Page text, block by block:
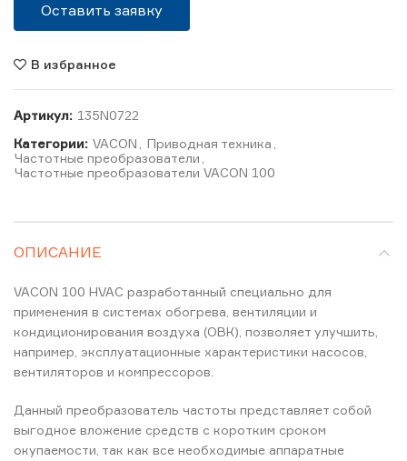
Оставить заявку
В избранное
Артикул: 135N0722
Категории: VACON Приводная техника
Частотные преобразователи
Частотные преобразователи VACON 100
ОПИСАНИЕ
VACON 100 HVAC разработанный специально для
применения в системах обогрева, вентиляции и
кондиционирования воздуха (ОВК), позволяет улучшить,
например, эксплуатационные характеристики насосов,
вентиляторов и компрессоров.
Данный преобразователь частоты представляет собой
выгодное вложение средств с коротким сроком
окупаемости, так как все необходимые аппаратные